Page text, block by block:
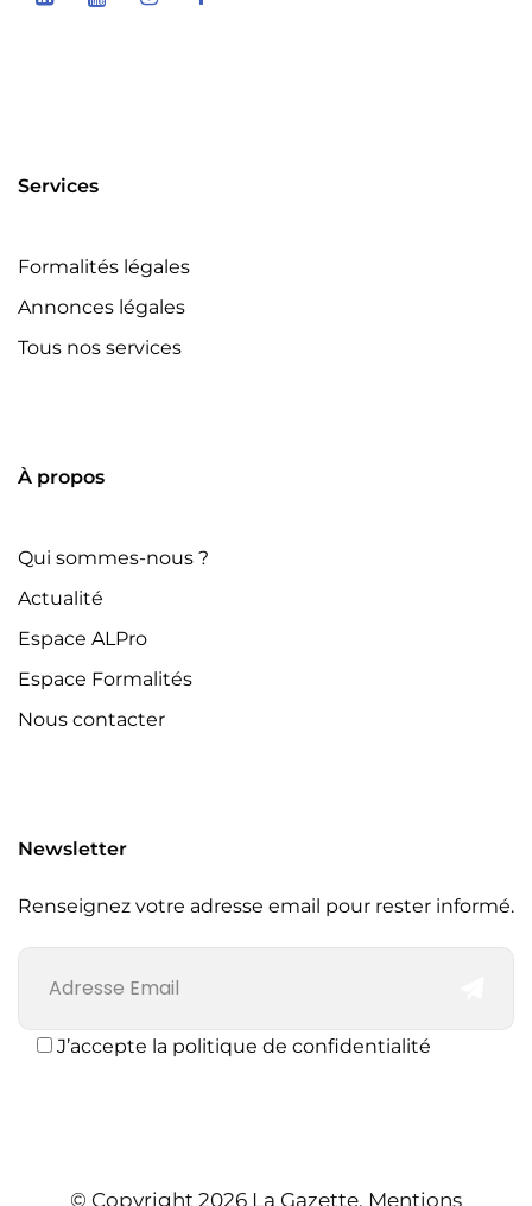
Services
Formalités légales
Annonces légales
Tous nos services
À propos
Qui sommes-nous ?
Actualité
Espace ALPro
Espace Formalités
Nous contacter
Newsletter
Renseignez votre adresse email pour rester informé.
J’accepte la politique de confidentialité
© Copyright 2026 La Gazette. Mentions